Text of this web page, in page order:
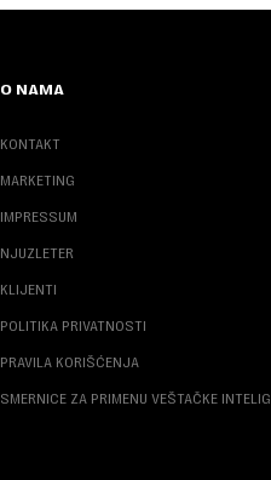
O NAMA
KONTAKT
MARKETING
IMPRESSUM
NJUZLETER
KLIJENTI
POLITIKA PRIVATNOSTI
PRAVILA KORIŠĆENJA
SMERNICE ZA PRIMENU VEŠTAČKE